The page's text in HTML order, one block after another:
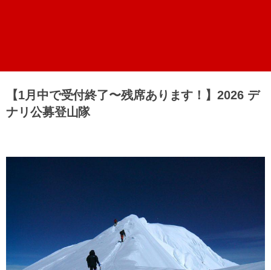
【1月中で受付終了〜残席あります！】2026 デ
ナリ公募登山隊